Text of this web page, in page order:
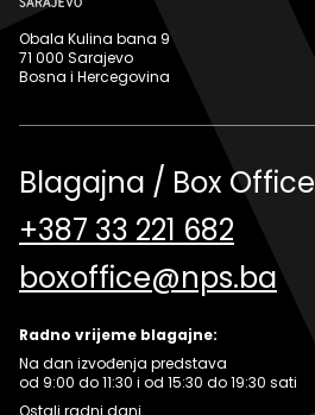
Obala Kulina bana 9
71 000 Sarajevo
Bosna i Hercegovina
Blagajna / Box Office
+387 33 221 682
boxoffice@nps.ba
Radno vrijeme blagajne:
Na dan izvođenja predstava
od 9:00 do 11:30 i od 15:30 do 19:30 sati